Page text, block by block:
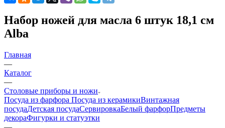
Набор ножей для масла 6 штук 18,1 см
Alba
Главная
—
Каталог
—
Столовые приборы и ножи
Посуда из фарфора Посуда из керамикиВинтажная
посудаДетская посудаСервировкаБелый фарфорПредметы
декораФигурки и статуэтки